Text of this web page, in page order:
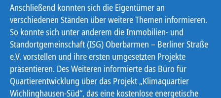
Anschließend konnten sich die Eigentümer an
verschiedenen Ständen über weitere Themen informieren.
So konnte sich unter anderem die Immobilien- und
Standortgemeinschaft (ISG) Oberbarmen – Berliner Straße
e.V. vorstellen und ihre ersten umgesetzten Projekte
präsentieren. Des Weiteren informierte das Büro für
Quartierentwicklung über das Projekt „Klimaquartier
Wichlinghausen-Süd“, das eine kostenlose energetische